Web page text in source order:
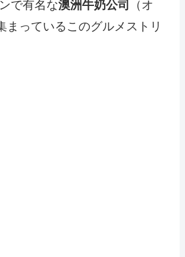
で有名な澳洲牛奶公司
（オ
まっているこのグルメストリ